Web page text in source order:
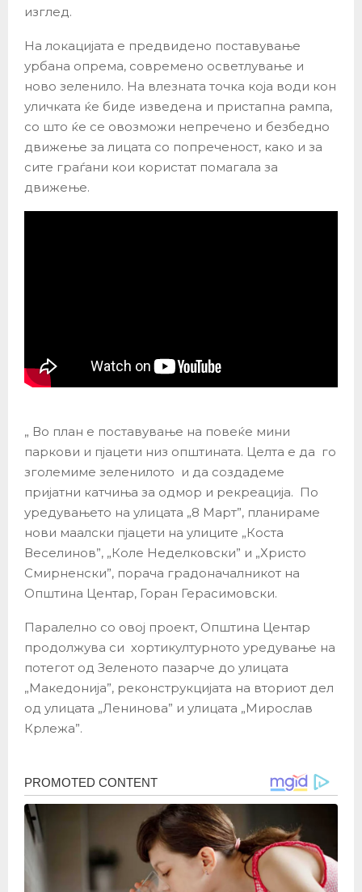
изглед.
На локацијата е предвидено поставување
урбана опрема, современо осветлување и
ново зеленило. На влезната точка која води кон
уличката ќе биде изведена и пристапна рампа,
со што ќе се овозможи непречено и безбедно
движење за лицата со попреченост, како и за
сите граѓани кои користат помагала за
движење.
„ Во план е поставување на повеќе мини
паркови и пјацети низ општината. Целта е да го
зголемиме зеленилото и да создадеме
пријатни катчиња за одмор и рекреација. По
уредувањето на улицата „8 Март”, планираме
нови маалски пјацети на улиците „Коста
Веселинов”, „Коле Неделковски” и „Христо
Смирненски”, порача градоначалникот на
Општина Центар, Горан Герасимовски.
Паралелно со овој проект, Општина Центар
продолжува си хортикултурното уредување на
потегот од Зеленото пазарче до улицата
„Македонија”, реконструкцијата на вториот дел
од улицата „Ленинова” и улицата „Мирослав
Крлежа”.